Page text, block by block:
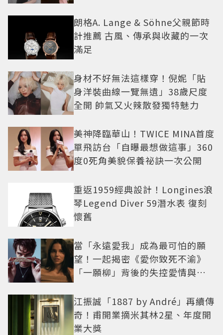
朗格A. Lange & Söhne父親節時
計推薦 古風、傳承與收藏的一次
滿足
身材不好無法這樣穿！倪妮「貼
身洋裝曲線一覽無遺」38歲尺度
全開 帥氣又火辣散發獨特魅力
美神降臨華山！TWICE MINA首度
單飛訪台「自曝最想做這事」360
度0死角美貌保養祕訣一次公開
重返1959經典設計！Longines浪
琴Legend Diver 59潛水表 復刻
懷舊
當「永遠愛我」成為最可怕的願
望！一起揭密《愛你致死不渝》
「一願柳」背後的失控愛情與爆
江振誠「1887 by André」再續傳
奇！甫開業摘米其林2星、年度開
業大獎